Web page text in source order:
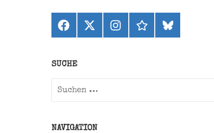
Facebook
X
(ehemals
Instagramthreadsbluesky
SUCHE
Suchen
NAVIGATION